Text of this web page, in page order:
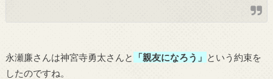
永瀬廉さんは神宮寺勇太さんと 「親友になろう」 という約束を
したのですね。